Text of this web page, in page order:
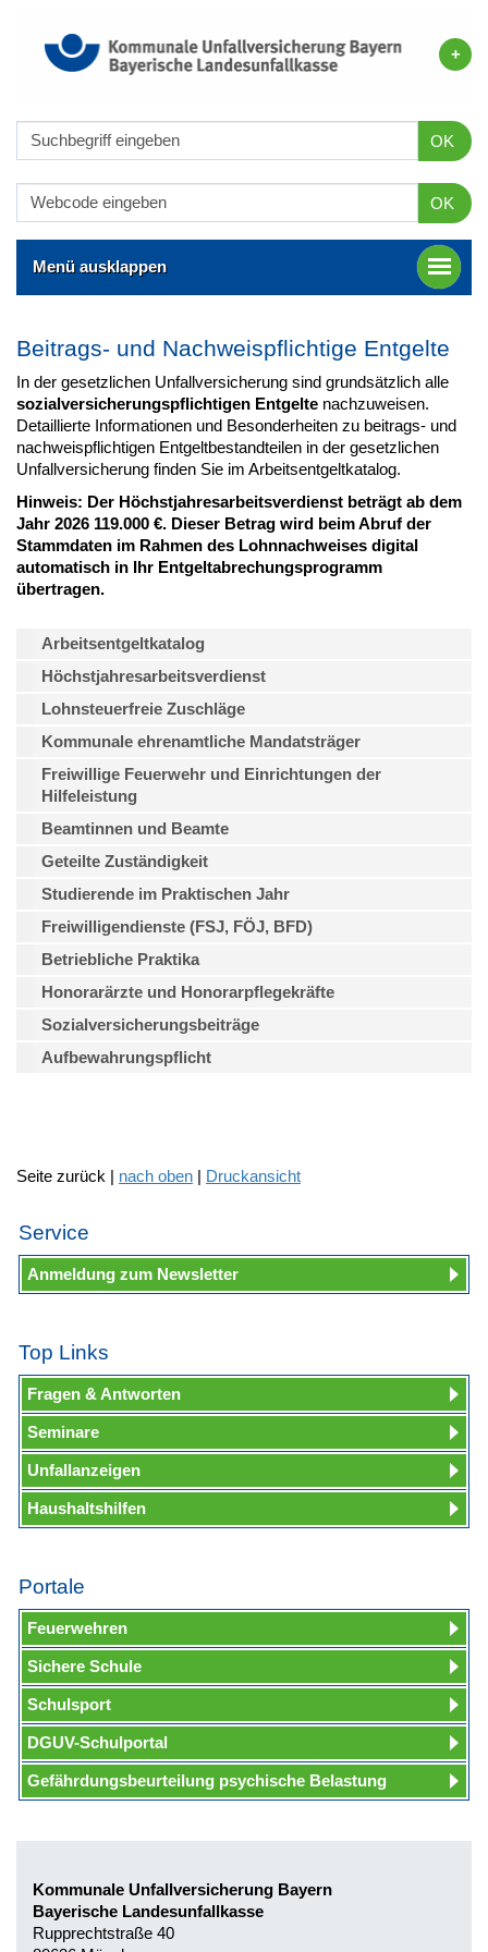
OK
OK
Menü ausklappen
Beitrags- und Nachweispflichtige Entgelte
In der gesetzlichen Unfallversicherung sind grundsätzlich alle
sozialversicherungspflichtigen Entgelte nachzuweisen.
Detaillierte Informationen und Besonderheiten zu beitrags- und
nachweispflichtigen Entgeltbestandteilen in der gesetzlichen
Unfallversicherung finden Sie im Arbeitsentgeltkatalog.
Hinweis: Der Höchstjahresarbeitsverdienst beträgt ab dem
Jahr 2026 119.000 €. Dieser Betrag wird beim Abruf der
Stammdaten im Rahmen des Lohnnachweises digital
automatisch in Ihr Entgeltabrechungsprogramm
übertragen.
Arbeitsentgeltkatalog
Höchstjahresarbeitsverdienst
Lohnsteuerfreie Zuschläge
Kommunale ehrenamtliche Mandatsträger
Freiwillige Feuerwehr und Einrichtungen der
Hilfeleistung
Beamtinnen und Beamte
Geteilte Zuständigkeit
Studierende im Praktischen Jahr
Freiwilligendienste (FSJ, FÖJ, BFD)
Betriebliche Praktika
Honorarärzte und Honorarpflegekräfte
Sozialversicherungsbeiträge
Aufbewahrungspflicht
Seite zurück | nach oben | Druckansicht
Service
Anmeldung zum Newsletter
Top Links
Fragen & Antworten
Seminare
Unfallanzeigen
Haushaltshilfen
Portale
Feuerwehren
Sichere Schule
Schulsport
DGUV-Schulportal
Gefährdungsbeurteilung psychische Belastung
Kommunale Unfallversicherung Bayern
Bayerische Landesunfallkasse
Rupprechtstraße 40